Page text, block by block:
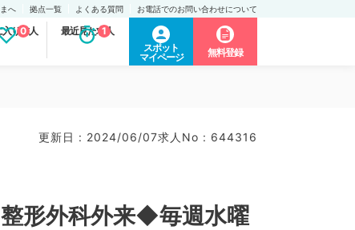
へ 拠点一覧 よくある質問 お電話でのお問い合わせについて
入り求人
0 最近見た求人
1
スポット
マイページ
無料登録
更新日 : 2024/06/07求人No : 644316
形外科外来◆毎週水曜